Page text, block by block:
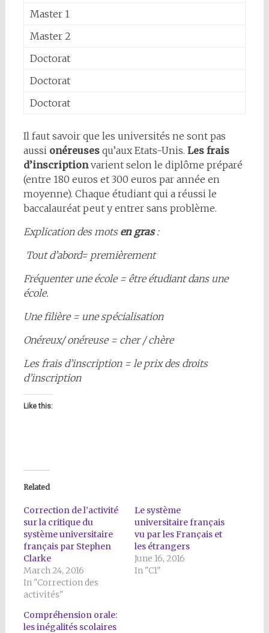
Master 1
Master 2
Doctorat
Doctorat
Doctorat
Il faut savoir que les universités ne sont pas
aussi onéreusesqu’aux Etats-Unis. Les frais
d’inscriptionvarient selon le diplôme préparé
(entre 180 euros et 300 euros par année en
moyenne). Chaque étudiant qui a réussi le
baccalauréat peut y entrer sans problème.
Explication des mots en gras:
Tout d’abord= premièrement
Fréquenter une école = être étudiant dans une
école.
Une filière = une spécialisation
Onéreux/ onéreuse = cher / chère
Les frais d’inscription = le prix des droits
d’inscription
Like this:
Related
Correction de l’activité
sur la critique du
système universitaire
français par Stephen
Clarke
March 24, 2016
In "Correction des
activités"
Le système
universitaire français
vu par les Français et
les étrangers
June 16, 2016
In "C1"
Compréhension orale:
les inégalités scolaires